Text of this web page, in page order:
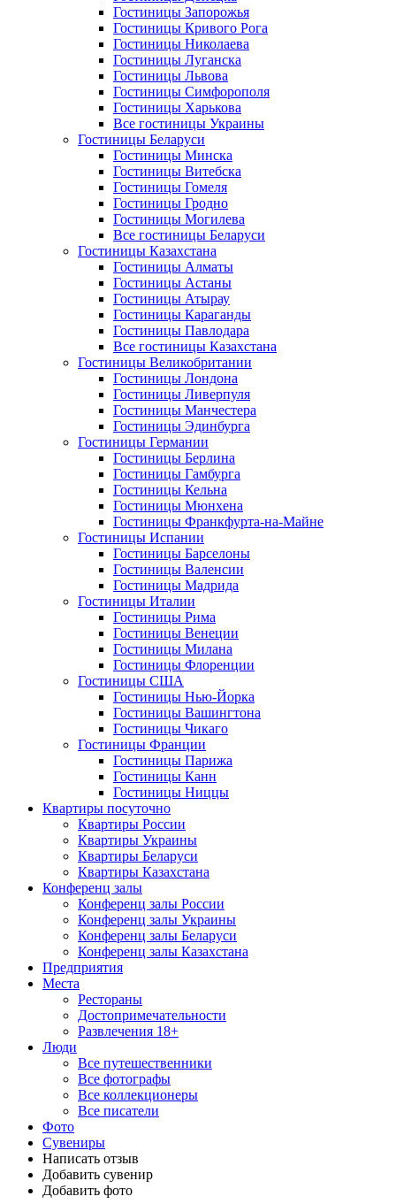
Гостиницы Запорожья
Гостиницы Кривого Рога
Гостиницы Николаева
Гостиницы Луганска
Гостиницы Львова
Гостиницы Симфорополя
Гостиницы Харькова
Все гостиницы Украины
Гостиницы Беларуси
Гостиницы Минска
Гостиницы Витебска
Гостиницы Гомеля
Гостиницы Гродно
Гостиницы Могилева
Все гостиницы Беларуси
Гостиницы Казахстана
Гостиницы Алматы
Гостиницы Астаны
Гостиницы Атырау
Гостиницы Караганды
Гостиницы Павлодара
Все гостиницы Казахстана
Гостиницы Великобритании
Гостиницы Лондона
Гостиницы Ливерпуля
Гостиницы Манчестера
Гостиницы Эдинбурга
Гостиницы Германии
Гостиницы Берлина
Гостиницы Гамбурга
Гостиницы Кельна
Гостиницы Мюнхена
Гостиницы Франкфурта-на-Майне
Гостиницы Испании
Гостиницы Барселоны
Гостиницы Валенсии
Гостиницы Мадрида
Гостиницы Италии
Гостиницы Рима
Гостиницы Венеции
Гостиницы Милана
Гостиницы Флоренции
Гостиницы США
Гостиницы Нью-Йорка
Гостиницы Вашингтона
Гостиницы Чикаго
Гостиницы Франции
Гостиницы Парижа
Гостиницы Канн
Гостиницы Ниццы
Квартиры посуточно
Квартиры России
Квартиры Украины
Квартиры Беларуси
Квартиры Казахстана
Конференц залы
Конференц залы России
Конференц залы Украины
Конференц залы Беларуси
Конференц залы Казахстана
Предприятия
Места
Рестораны
Достопримечательности
Развлечения 18+
Люди
Все путешественники
Все фотографы
Все коллекционеры
Все писатели
Фото
Сувениры
Написать отзыв
Добавить сувенир
Добавить фото